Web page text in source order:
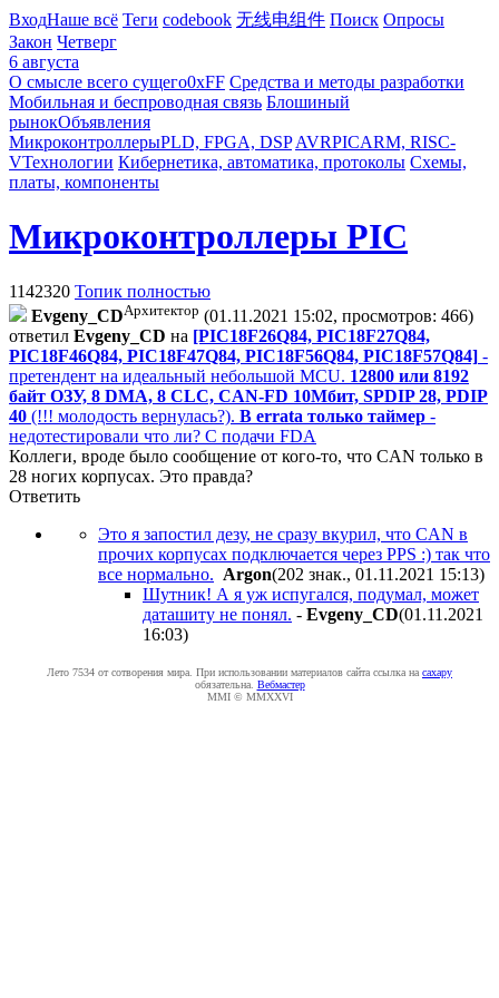
ВходНаше всё Теги codebook 无线电组件 Поиск Опросы
Закон Четверг
6 августа
О смысле всего сущего0xFF Средства и методы разработки
Мобильная и беспроводная связь Блошиный
рынокОбъявления
МикроконтроллерыPLD, FPGA, DSP AVRPICARM, RISC-
VТехнологии Кибернетика, автоматика, протоколы Схемы,
платы, компоненты
Микроконтроллеры PIC
1142320 Топик полностью
Evgeny_CDАрхитектор (01.11.2021 15:02, просмотров: 466)
ответил Evgeny_CD на [PIC18F26Q84, PIC18F27Q84,
PIC18F46Q84, PIC18F47Q84, PIC18F56Q84, PIC18F57Q84] -
претендент на идеальный небольшой MCU. 12800 или 8192
байт ОЗУ, 8 DMA, 8 CLC, CAN-FD 10Мбит, SPDIP 28, PDIP
40 (!!! молодость вернулась?). В errata только таймер -
недотестировали что ли? С подачи FDA
Коллеги, вроде было сообщение от кого-то, что CAN только в
28 ногих корпусах. Это правда?
Ответить
Это я запостил дезу, не сразу вкурил, что CAN в
прочих корпусах подключается через PPS :) так что
все нормально. Argon(202 знак., 01.11.2021 15:13)
Шутник! А я уж испугался, подумал, может
даташиту не понял. - Evgeny_CD(01.11.2021
16:03)
Лето 7534 от сотворения мира. При использовании материалов сайта ссылка на caxapу
обязательна. Вебмастер
MMI © MMXXVI